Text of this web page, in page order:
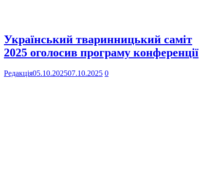
Український тваринницький саміт
2025 оголосив програму конференції
Редакція05.10.202507.10.2025 0